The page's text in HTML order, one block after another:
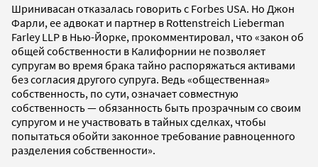
Шринивасан отказалась говорить с Forbes USA. Но Джон
Фарли, ее адвокат и партнер в Rottenstreich Lieberman
Farley LLP в Нью-Йорке, прокомментировал, что «закон об
общей собственности в Калифорнии не позволяет
супругам во время брака тайно распоряжаться активами
без согласия другого супруга. Ведь «общественная»
собственность, по сути, означает совместную
собственность — обязанность быть прозрачным со своим
супругом и не участвовать в тайных сделках, чтобы
попытаться обойти законное требование равноценного
разделения собственности».